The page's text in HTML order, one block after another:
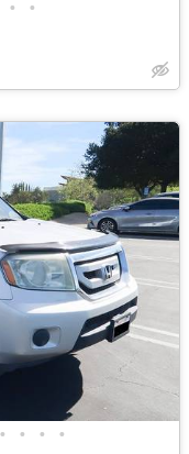
• •
• • • •